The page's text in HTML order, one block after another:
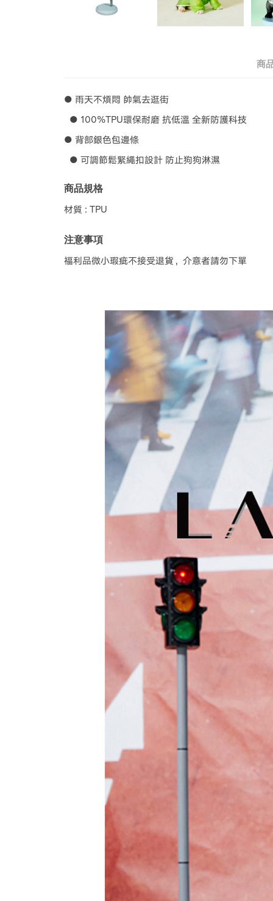
商
● 雨天不煩悶 帥氣去逛街
● 100%TPU環保耐磨 抗低溫 全新防護科技
● 背部銀色包邊條
● 可調節鬆緊繩扣設計 防止狗狗淋濕
商品規格
材質 : TPU
注意事項
福利品微小瑕疵不接受退貨，介意者請勿下單